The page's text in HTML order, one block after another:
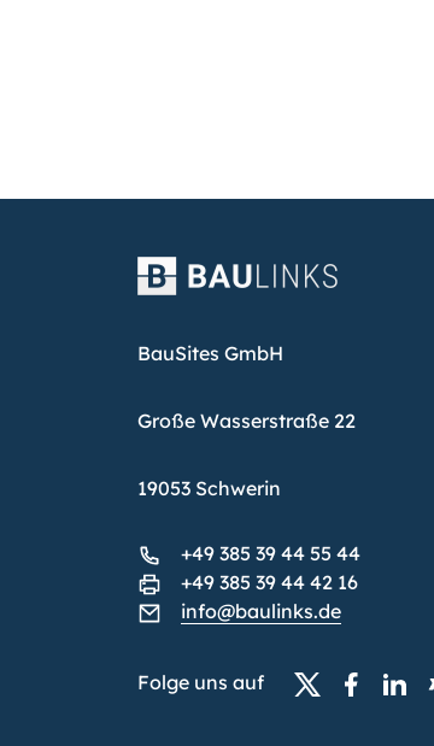
BauSites GmbH
Große Wasserstraße 22
19053 Schwerin
+49 385 39 44 55 44
+49 385 39 44 42 16
info@baulinks.de
Folge uns auf